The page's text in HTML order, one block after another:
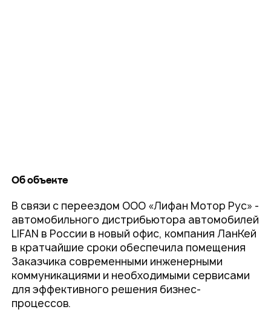
Об объекте
В связи с переездом ООО «Лифан Мотор Рус» -
автомобильного дистрибьютора автомобилей
LIFAN в России в новый офис, компания ЛанКей
в кратчайшие сроки обеспечила помещения
Заказчика современными инженерными
коммуникациями и необходимыми сервисами
для эффективного решения бизнес-
процессов.